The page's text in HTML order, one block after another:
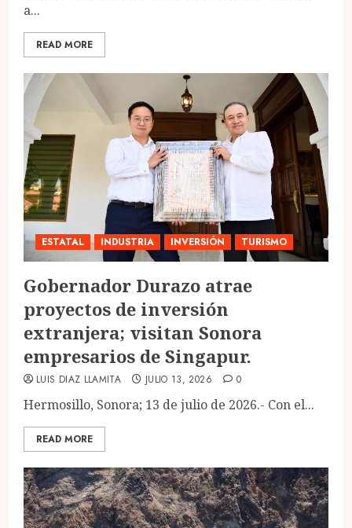
a...
READ MORE
ESTATAL INDUSTRIA INVERSIÓN TURISMO
Gobernador Durazo atrae
proyectos de inversión
extranjera; visitan Sonora
empresarios de Singapur.
LUIS DIAZ LLAMITA JULIO 13, 2026 0
Hermosillo, Sonora; 13 de julio de 2026.- Con el...
READ MORE